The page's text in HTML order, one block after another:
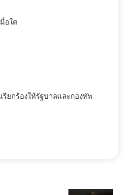
อใด
ยกร้องให้รัฐบาลและกองทัพ